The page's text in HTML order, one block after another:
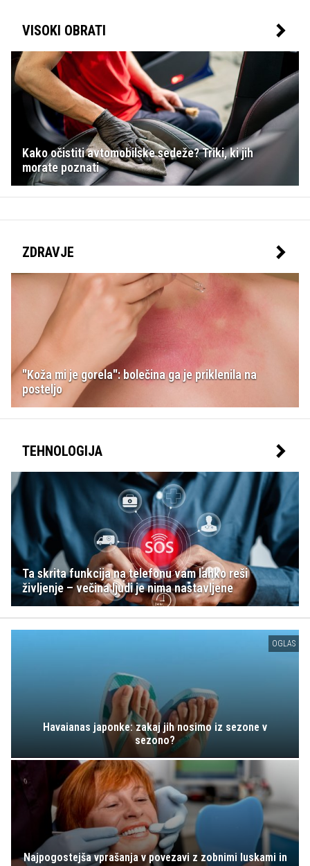
VISOKI OBRATI
Kako očistiti avtomobilske sedeže? Triki, ki jih
morate poznati
ZDRAVJE
"Koža mi je gorela": bolečina ga je priklenila na
posteljo
TEHNOLOGIJA
Ta skrita funkcija na telefonu vam lahko reši
življenje – večina ljudi je nima nastavljene
OGLAS
Havaianas japonke: zakaj jih nosimo iz sezone v
sezono?
Najpogostejša vprašanja v povezavi z zobnimi luskami in